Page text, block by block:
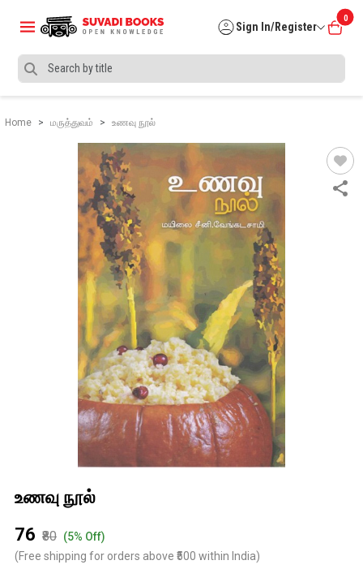
Sign In/Register
0
Home மருத்துவம் உணவு நூல்
உணவு நூல்
₹76 ₹80 (5% Off)
(Free shipping for orders above ₹500 within India)